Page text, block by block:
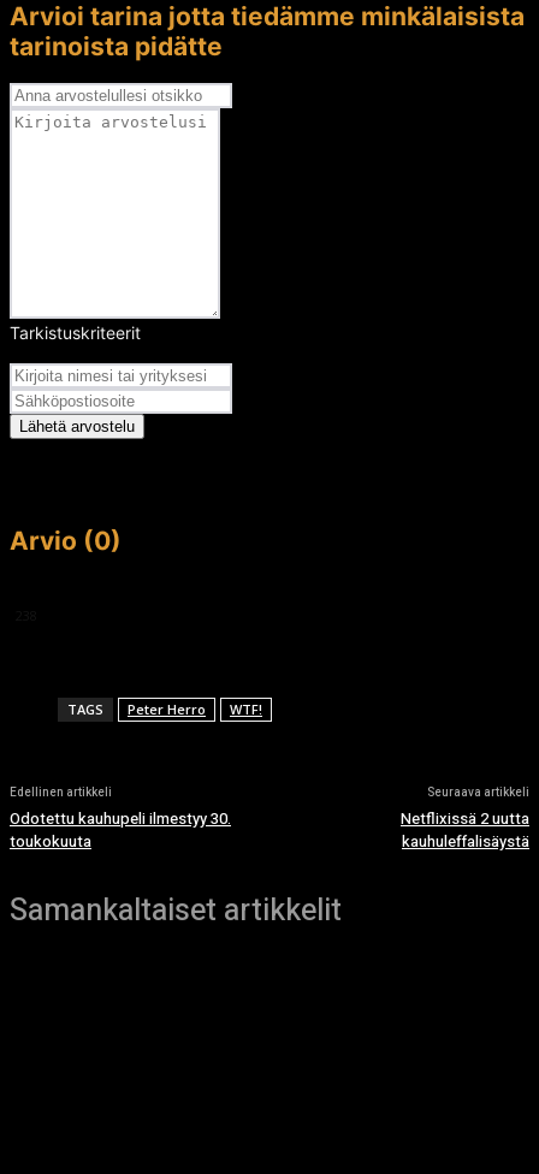
Arvioi tarina jotta tiedämme minkälaisista
tarinoista pidätte
Tarkistuskriteerit
Lähetä arvostelu
Arvio (0)
TAGS Peter Herro WTF!
Edellinen artikkeli
Odotettu kauhupeli ilmestyy 30.
toukokuuta
Seuraava artikkeli
Netflixissä 2 uutta
kauhuleffalisäystä
Samankaltaiset artikkelit